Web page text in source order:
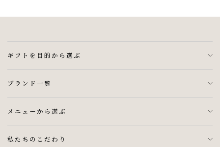
ギフトを目的から選ぶ
ブランド一覧
メニューから選ぶ
私たちのこだわり